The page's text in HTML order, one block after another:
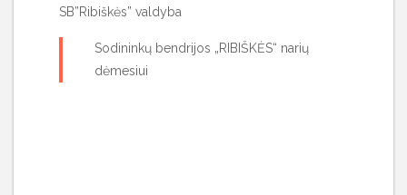
SB”Ribiškės” valdyba
Sodininkų bendrijos „RIBIŠKĖS“ narių
dėmesiui